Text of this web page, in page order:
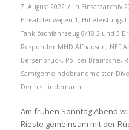
7. August 2022 / in Einsatzarchiv
Einsatzleitwagen 1 , Hilfeleistungs
Tanklöschfahrzeug 8/18 2 und 3
Responder MHD Alfhausen, NEF
Bersenbrück, Polizei Bramsche,
Samtgemeindebrandmeister
Dennis Lindemann
Am frühen Sonntag Abend
Rieste gemeinsam mit der